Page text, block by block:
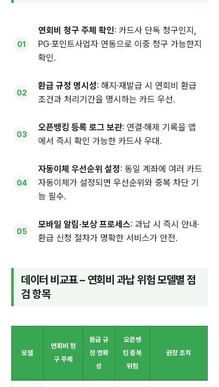
연회비 청구 주체 확인: 카드사 단독 청구인지,
PG·포인트사업자 연동으로 이중 청구 가능한지
확인.
환급 규정 명시성: 해지·재발급 시 연회비 환급
조건과 처리기간을 명시하는 카드 우선.
오픈뱅킹 등록 로그 보관: 연결·해제 기록을 앱
에서 즉시 확인 가능한 카드사 우대.
자동이체 우선순위 설정: 동일 계좌에 여러 카드
자동이체가 설정되면 우선순위와 중복 차단 기
능 필수.
모바일 알림·보상 프로세스: 과납 시 즉시 안내·
환급 신청 절차가 명확한 서비스가 안전.
데이터 비교표 – 연회비 과납 위험 모델별 점
검 항목
모델
연회비 청
구 주체
환급 규
정 명확
성
오픈뱅
킹 중복
위험
권장 조치